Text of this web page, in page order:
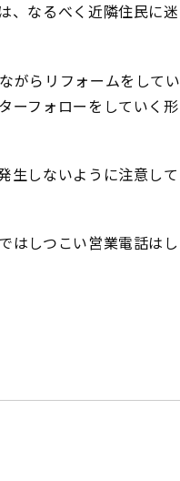
、なるべく近隣住民に迷
がらリフォームをしてい
ーフォローをしていく形
生しないように注意して
はしつこい営業電話はし